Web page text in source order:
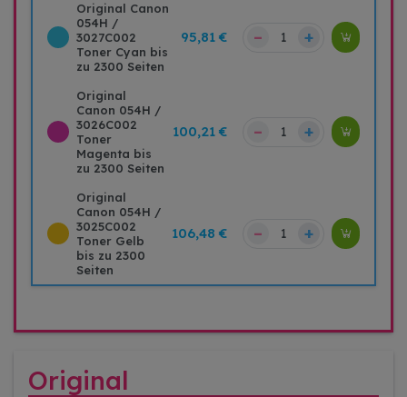
Original Canon
054H /
3027C002
Toner Cyan bis
zu 2300 Seiten
95,81 € – +
Original
Canon 054H /
3026C002
Toner
Magenta bis
zu 2300 Seiten
100,21 € – +
Original
Canon 054H /
3025C002
Toner Gelb
bis zu 2300
Seiten
106,48 € – +
Original